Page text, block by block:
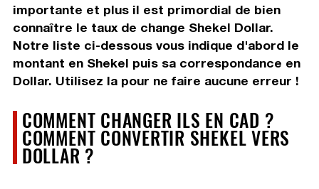
importante et plus il est primordial de bien
connaître le taux de change Shekel Dollar.
Notre liste ci-dessous vous indique d'abord le
montant en Shekel puis sa correspondance en
Dollar. Utilisez la pour ne faire aucune erreur !
COMMENT CHANGER ILS EN CAD ?
COMMENT CONVERTIR SHEKEL VERS
DOLLAR ?